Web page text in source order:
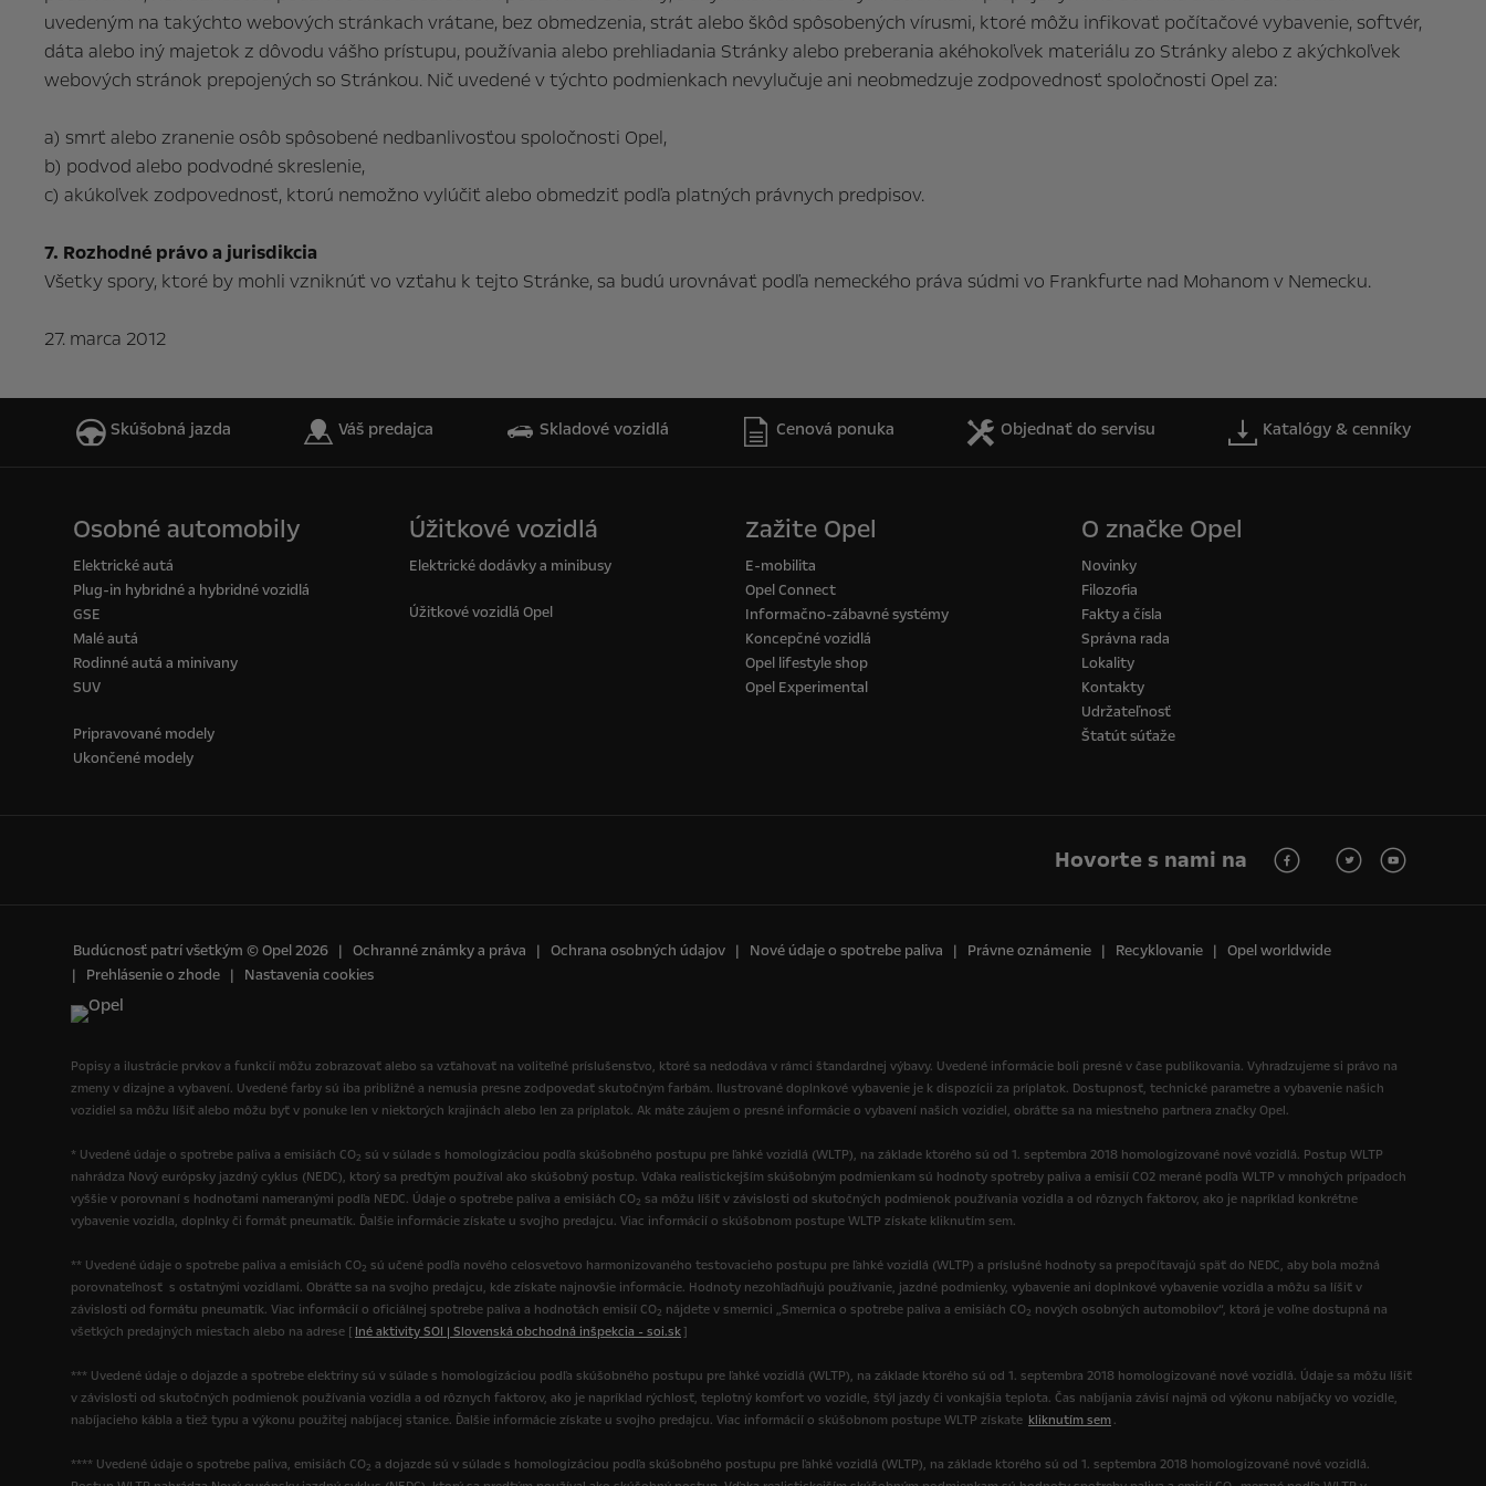
uvedeným na takýchto webových stránkach vrátane, bez obmedzenia, strát alebo škôd spôsobených vírusmi, ktoré môžu infikovať počítačové vybavenie, softvér,
dáta alebo iný majetok z dôvodu vášho prístupu, používania alebo prehliadania Stránky alebo preberania akéhokoľvek materiálu zo Stránky alebo z akýchkoľvek
webových stránok prepojených so Stránkou. Nič uvedené v týchto podmienkach nevylučuje ani neobmedzuje zodpovednosť spoločnosti Opel za:
a) smrť alebo zranenie osôb spôsobené nedbanlivosťou spoločnosti Opel,
b) podvod alebo podvodné skreslenie,
c) akúkoľvek zodpovednosť, ktorú nemožno vylúčiť alebo obmedziť podľa platných právnych predpisov.
7. Rozhodné právo a jurisdikcia
Všetky spory, ktoré by mohli vzniknúť vo vzťahu k tejto Stránke, sa budú urovnávať podľa nemeckého práva súdmi vo Frankfurte nad Mohanom v Nemecku.
27. marca 2012
Skúšobná jazda Váš predajca Skladové vozidlá Cenová ponuka Objednať do servisu Katalógy & cenníky
Osobné automobily
Elektrické autá
Plug-in hybridné a hybridné vozidlá
GSE
Malé autá
Rodinné autá a minivany
SUV
Pripravované modely
Ukončené modely
Úžitkové vozidlá
Elektrické dodávky a minibusy
Úžitkové vozidlá Opel
Zažite Opel
E-mobilita
Opel Connect
Informačno-zábavné systémy
Koncepčné vozidlá
Opel lifestyle shop
Opel Experimental
O značke Opel
Novinky
Filozofia
Fakty a čísla
Správna rada
Lokality
Kontakty
Udržateľnosť
Štatút súťaže
Hovorte s nami na
Budúcnosť patrí všetkým © Opel 2026 Ochranné známky a práva Ochrana osobných údajov Nové údaje o spotrebe paliva Právne oznámenie Recyklovanie
Opel worldwide
Prehlásenie o zhode
Nastavenia cookies
Popisy a ilustrácie prvkov a funkcií môžu zobrazovať alebo sa vzťahovať na voliteľné príslušenstvo, ktoré sa nedodáva v rámci štandardnej výbavy. Uvedené informácie boli presné v čase publikovania. Vyhradzujeme si právo na
zmeny v dizajne a vybavení. Uvedené farby sú iba približné a nemusia presne zodpovedať skutočným farbám. Ilustrované doplnkové vybavenie je k dispozícii za príplatok. Dostupnosť, technické parametre a vybavenie našich
vozidiel sa môžu líšiť alebo môžu byť v ponuke len v niektorých krajinách alebo len za príplatok. Ak máte záujem o presné informácie o vybavení našich vozidiel, obráťte sa na miestneho partnera značky Opel.
* Uvedené údaje o spotrebe paliva a emisiách CO2 sú v súlade s homologizáciou podľa skúšobného postupu pre ľahké vozidlá (WLTP), na základe ktorého sú od 1. septembra 2018 homologizované nové vozidlá. Postup WLTP
nahrádza Nový európsky jazdný cyklus (NEDC), ktorý sa predtým používal ako skúšobný postup. Vďaka realistickejším skúšobným podmienkam sú hodnoty spotreby paliva a emisií CO2 merané podľa WLTP v mnohých prípadoch
vyššie v porovnaní s hodnotami nameranými podľa NEDC. Údaje o spotrebe paliva a emisiách CO2 sa môžu líšiť v závislosti od skutočných podmienok používania vozidla a od rôznych faktorov, ako je napríklad konkrétne
vybavenie vozidla, doplnky či formát pneumatík. Ďalšie informácie získate u svojho predajcu. Viac informácií o skúšobnom postupe WLTP získate kliknutím sem.
** Uvedené údaje o spotrebe paliva a emisiách CO2 sú učené podľa nového celosvetovo harmonizovaného testovacieho postupu pre ľahké vozidlá (WLTP) a príslušné hodnoty sa prepočítavajú späť do NEDC, aby bola možná
porovnateľnosť s ostatnými vozidlami. Obráťte sa na svojho predajcu, kde získate najnovšie informácie. Hodnoty nezohľadňujú používanie, jazdné podmienky, vybavenie ani doplnkové vybavenie vozidla a môžu sa líšiť v
závislosti od formátu pneumatík. Viac informácií o oficiálnej spotrebe paliva a hodnotách emisií CO2 nájdete v smernici „Smernica o spotrebe paliva a emisiách CO2 nových osobných automobilov“, ktorá je voľne dostupná na
všetkých predajných miestach alebo na adrese [ Iné aktivity SOI | Slovenská obchodná inšpekcia - soi.sk]
*** Uvedené údaje o dojazde a spotrebe elektriny sú v súlade s homologizáciou podľa skúšobného postupu pre ľahké vozidlá (WLTP), na základe ktorého sú od 1. septembra 2018 homologizované nové vozidlá. Údaje sa môžu líšiť
v závislosti od skutočných podmienok používania vozidla a od rôznych faktorov, ako je napríklad rýchlosť, teplotný komfort vo vozidle, štýl jazdy či vonkajšia teplota. Čas nabíjania závisí najmä od výkonu nabíjačky vo vozidle,
nabíjacieho kábla a tiež typu a výkonu použitej nabíjacej stanice. Ďalšie informácie získate u svojho predajcu. Viac informácií o skúšobnom postupe WLTP získate kliknutím sem .
**** Uvedené údaje o spotrebe paliva, emisiách CO2 a dojazde sú v súlade s homologizáciou podľa skúšobného postupu pre ľahké vozidlá (WLTP), na základe ktorého sú od 1. septembra 2018 homologizované nové vozidlá.